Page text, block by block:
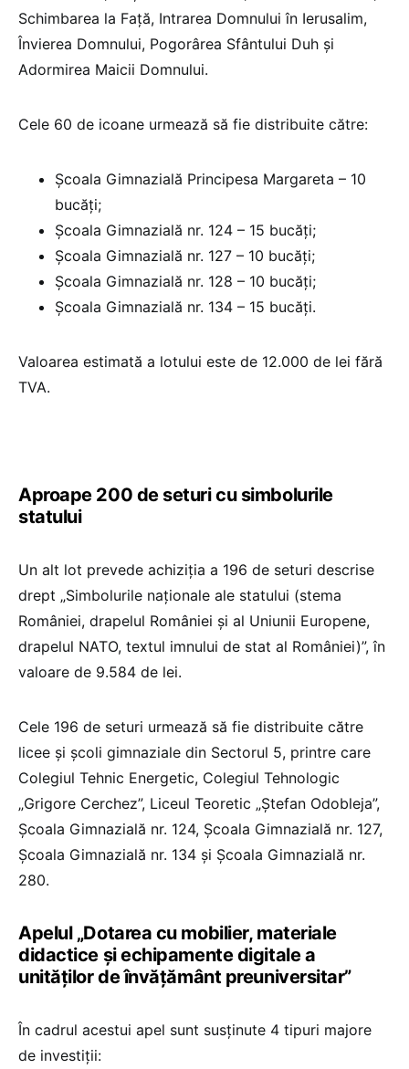
Schimbarea la Față, Intrarea Domnului în Ierusalim,
Învierea Domnului, Pogorârea Sfântului Duh și
Adormirea Maicii Domnului.
Cele 60 de icoane urmează să fie distribuite către:
Școala Gimnazială Principesa Margareta – 10
bucăți;
Școala Gimnazială nr. 124 – 15 bucăți;
Școala Gimnazială nr. 127 – 10 bucăți;
Școala Gimnazială nr. 128 – 10 bucăți;
Școala Gimnazială nr. 134 – 15 bucăți.
Valoarea estimată a lotului este de 12.000 de lei fără
TVA.
Aproape 200 de seturi cu simbolurile
statului
Un alt lot prevede achiziția a 196 de seturi descrise
drept „Simbolurile naționale ale statului (stema
României, drapelul României și al Uniunii Europene,
drapelul NATO, textul imnului de stat al României)”, în
valoare de 9.584 de lei.
Cele 196 de seturi urmează să fie distribuite către
licee și școli gimnaziale din Sectorul 5, printre care
Colegiul Tehnic Energetic, Colegiul Tehnologic
„Grigore Cerchez”, Liceul Teoretic „Ștefan Odobleja”,
Școala Gimnazială nr. 124, Școala Gimnazială nr. 127,
Școala Gimnazială nr. 134 și Școala Gimnazială nr.
280.
Apelul „Dotarea cu mobilier, materiale
didactice și echipamente digitale a
unităților de învățământ preuniversitar”
În cadrul acestui apel sunt susținute 4 tipuri majore
de investiții: